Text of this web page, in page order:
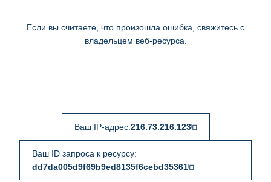
Если вы считаете, что произошла ошибка, свяжитесь с
владельцем веб-ресурса.
Ваш IP-адрес:216.73.216.123
Ваш ID запроса к ресурсу:
dd7da005d9f69b9ed8135f6cebd35361